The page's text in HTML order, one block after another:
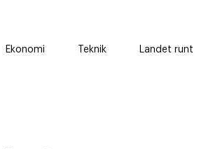
Ekonomi Teknik Landet runt